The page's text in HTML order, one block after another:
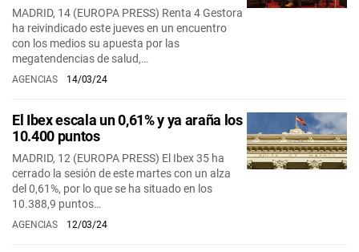
MADRID, 14 (EUROPA PRESS) Renta 4 Gestora
ha reivindicado este jueves en un encuentro
con los medios su apuesta por las
megatendencias de salud,…
AGENCIAS 14/03/24
El Ibex escala un 0,61% y ya araña los
10.400 puntos
MADRID, 12 (EUROPA PRESS) El Ibex 35 ha
cerrado la sesión de este martes con un alza
del 0,61%, por lo que se ha situado en los
10.388,9 puntos…
AGENCIAS 12/03/24